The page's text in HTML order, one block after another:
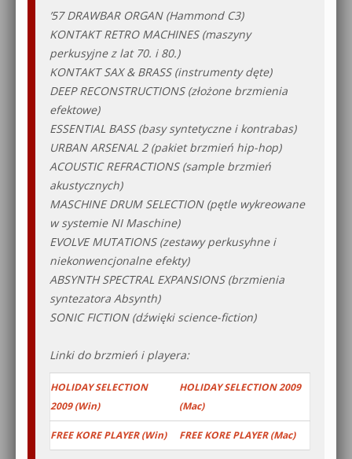
’57 DRAWBAR ORGAN (Hammond C3)
KONTAKT RETRO MACHINES (maszyny
perkusyjne z lat 70. i 80.)
KONTAKT SAX & BRASS (instrumenty dęte)
DEEP RECONSTRUCTIONS (złożone brzmienia
efektowe)
ESSENTIAL BASS (basy syntetyczne i kontrabas)
URBAN ARSENAL 2 (pakiet brzmień hip-hop)
ACOUSTIC REFRACTIONS (sample brzmień
akustycznych)
MASCHINE DRUM SELECTION (pętle wykreowane
w systemie NI Maschine)
EVOLVE MUTATIONS (zestawy perkusyhne i
niekonwencjonalne efekty)
ABSYNTH SPECTRAL EXPANSIONS (brzmienia
syntezatora Absynth)
SONIC FICTION (dźwięki science-fiction)
Linki do brzmień i playera:
HOLIDAY SELECTION
2009 (Win)
HOLIDAY SELECTION 2009
(Mac)
FREE KORE PLAYER (Win) FREE KORE PLAYER (Mac)